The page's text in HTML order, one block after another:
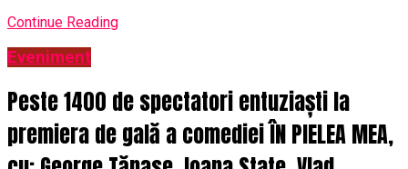
Continue Reading
Eveniment
Peste 1400 de spectatori entuziaști la
premiera de gală a comediei ÎN PIELEA MEA,